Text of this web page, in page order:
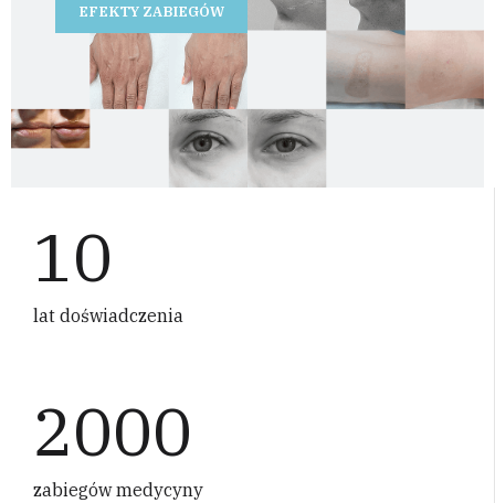
EFEKTY ZABIEGÓW
10
lat doświadczenia
2000
zabiegów medycyny